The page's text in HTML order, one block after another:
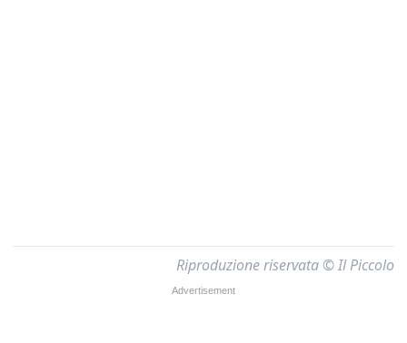
Riproduzione riservata © Il Piccolo